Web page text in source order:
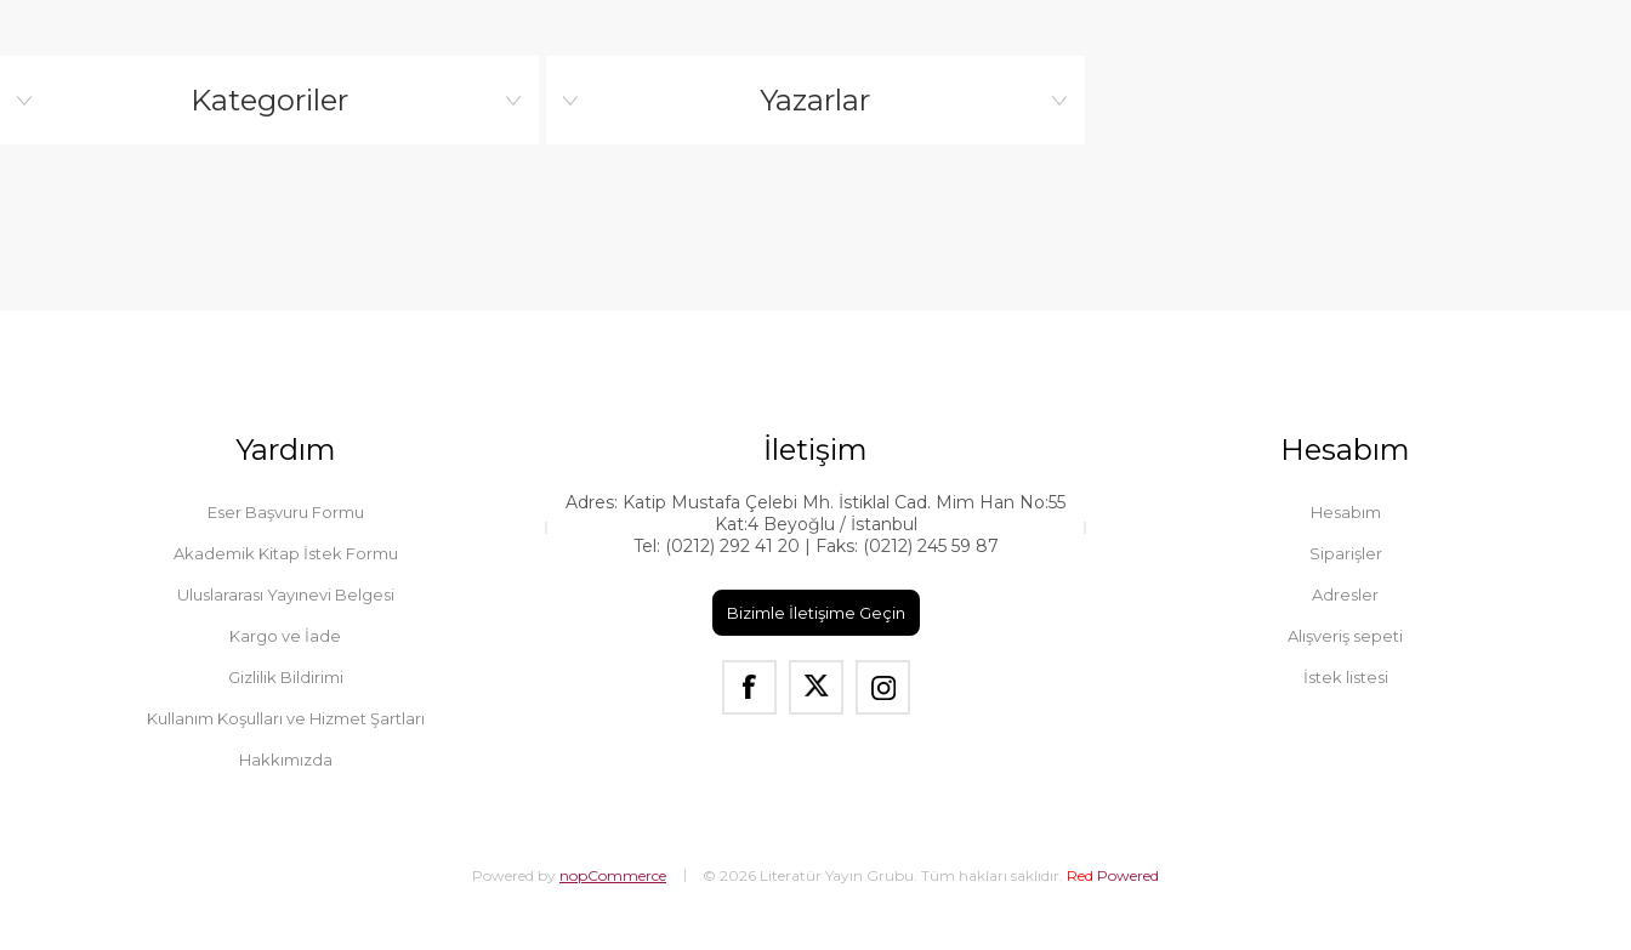
Kategoriler Yazarlar
Yardım
Eser Başvuru Formu
Akademik Kitap İstek Formu
Uluslararası Yayınevi Belgesi
Kargo ve İade
Gizlilik Bildirimi
Kullanım Koşulları ve Hizmet Şartları
Hakkımızda
İletişim
Adres: Katip Mustafa Çelebi Mh. İstiklal Cad. Mim Han No:55
Kat:4 Beyoğlu / İstanbul
Tel: (0212) 292 41 20 | Faks: (0212) 245 59 87
Bizimle İletişime Geçin
Hesabım
Hesabım
Siparişler
Adresler
Alışveriş sepeti
İstek listesi
Powered by nopCommerce © 2026 Literatür Yayın Grubu. Tüm hakları saklıdır. Red Powered